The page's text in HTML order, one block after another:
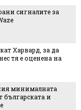
сигналите за
Харвард, за да
тя е оценена на
минималната
българската и